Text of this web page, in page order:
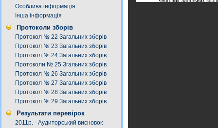
Особлива інформація
Інша інформація
Протоколи зборів
Протокол № 22 Загальних зборів
Протокол № 23 Загальних зборів
Протокол № 24 Загальних зборів
Протоколи № 25 Згальних зборів
Протокол № 26 Загальних зборів
Протокол № 27 Загальних зборів
Протокол № 28 Загальних зборів
Протокол № 29 Загальних зборів
Результати перевірок
2011р. - Аудиторський висновок